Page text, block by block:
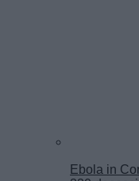
Ebola in